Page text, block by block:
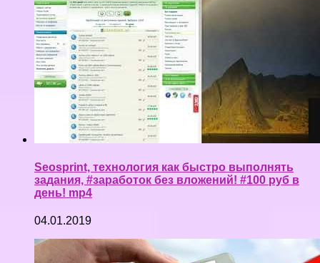
Seosprint, технология как быстро выполнять
задания, #заработок без вложений! #100 руб в
день! mp4
04.01.2019